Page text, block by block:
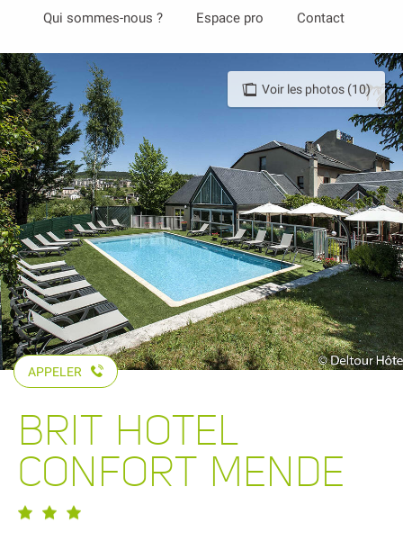
contenu
principal
Qui sommes-nous ? Espace pro Contact
Voir les photos (10)
APPELER
BRIT HOTEL
CONFORT MENDE